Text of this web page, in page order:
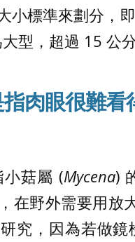
小標準來劃分，
型，超過 15 公
指肉眼很難看
菇屬 (Mycena)
在野外需要用放
究，因為若做